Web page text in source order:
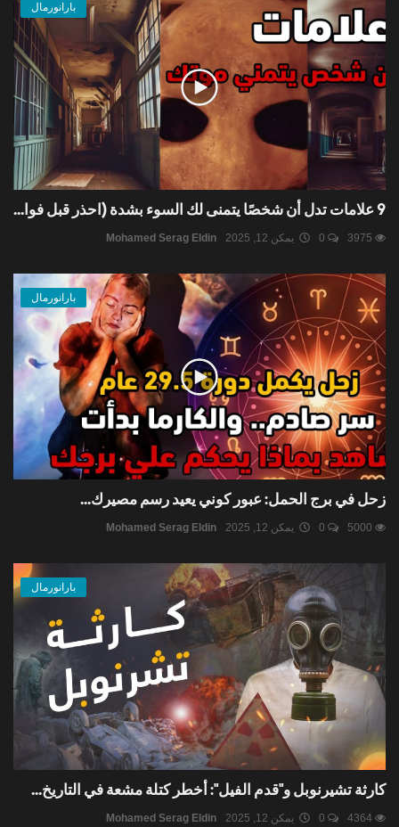
بارانورمال
9 علامات تدل أن شخصًا يتمنى لك السوء بشدة (احذر قبل فوا...
Mohamed Serag Eldin يمكن 12, 2025
بارانورمال
زحل في برج الحمل: عبور كوني يعيد رسم مصيرك...
Mohamed Serag Eldin يمكن 12, 2025
بارانورمال
كارثة تشيرنوبل و"قدم الفيل": أخطر كتلة مشعة في التاريخ...
Mohamed Serag Eldin يمكن 12, 2025